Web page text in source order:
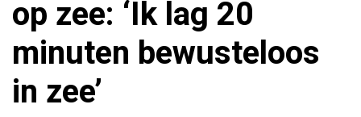
op zee: ‘Ik lag 20
minuten bewusteloos
in zee’